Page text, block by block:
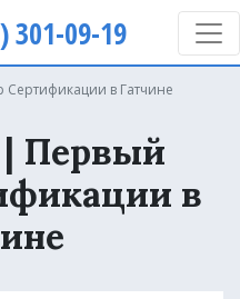
301-09-19
в Гатчине
Первый
в